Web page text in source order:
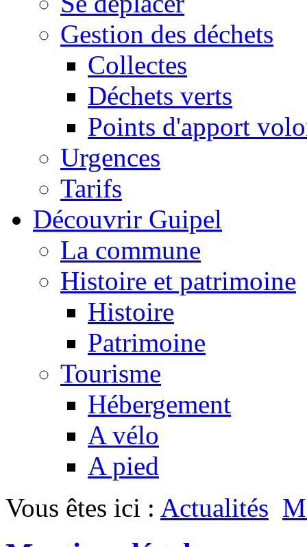
Gestion des déchets
Collectes
Déchets verts
Points d'apport
Urgences
Tarifs
Découvrir Guipel
La commune
Histoire et patrimoine
Histoire
Patrimoine
Tourisme
Hébergement
A vélo
A pied
Vous êtes ici : Actualités